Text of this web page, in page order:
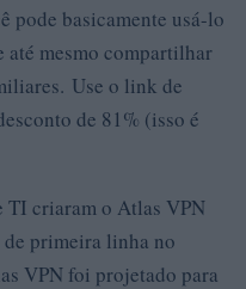
pode basicamente usá-lo
até mesmo compartilhar
Use o link de
de 81% (isso é
TI criaram o Atlas VPN
primeira linha no
VPN foi projetado para